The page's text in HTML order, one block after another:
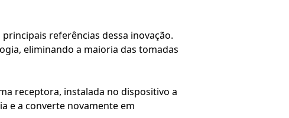
referências dessa inovação.
eliminando a maioria das tomadas
receptora, instalada no dispositivo a
e a converte novamente em